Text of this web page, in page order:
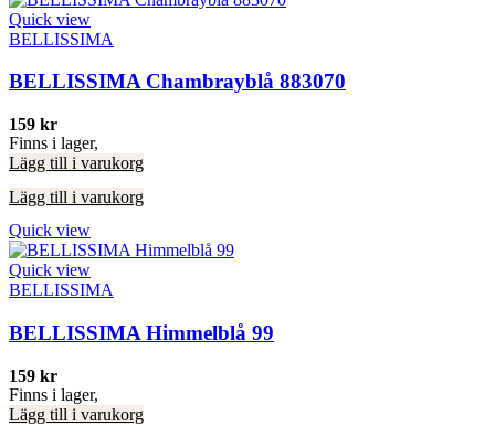
Quick view
BELLISSIMA
BELLISSIMA Chambrayblå 883070
159 kr
Finns i lager,
Lägg till i varukorg
Lägg till i varukorg
Quick view
Quick view
BELLISSIMA
BELLISSIMA Himmelblå 99
159 kr
Finns i lager,
Lägg till i varukorg